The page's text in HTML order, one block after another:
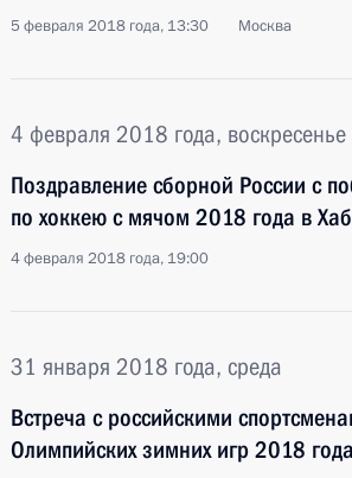
5 февраля 2018 года, 13:30 Москва
4 февраля 2018 года, воскресенье
Поздравление сборной России с
по хоккею с мячом 2018 года в
4 февраля 2018 года, 19:00
31 января 2018 года, среда
Встреча с российскими
Олимпийских зимних игр 2018